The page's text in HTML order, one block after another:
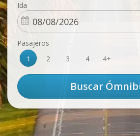
Ida
Pasajeros
1
2 3 4 4+